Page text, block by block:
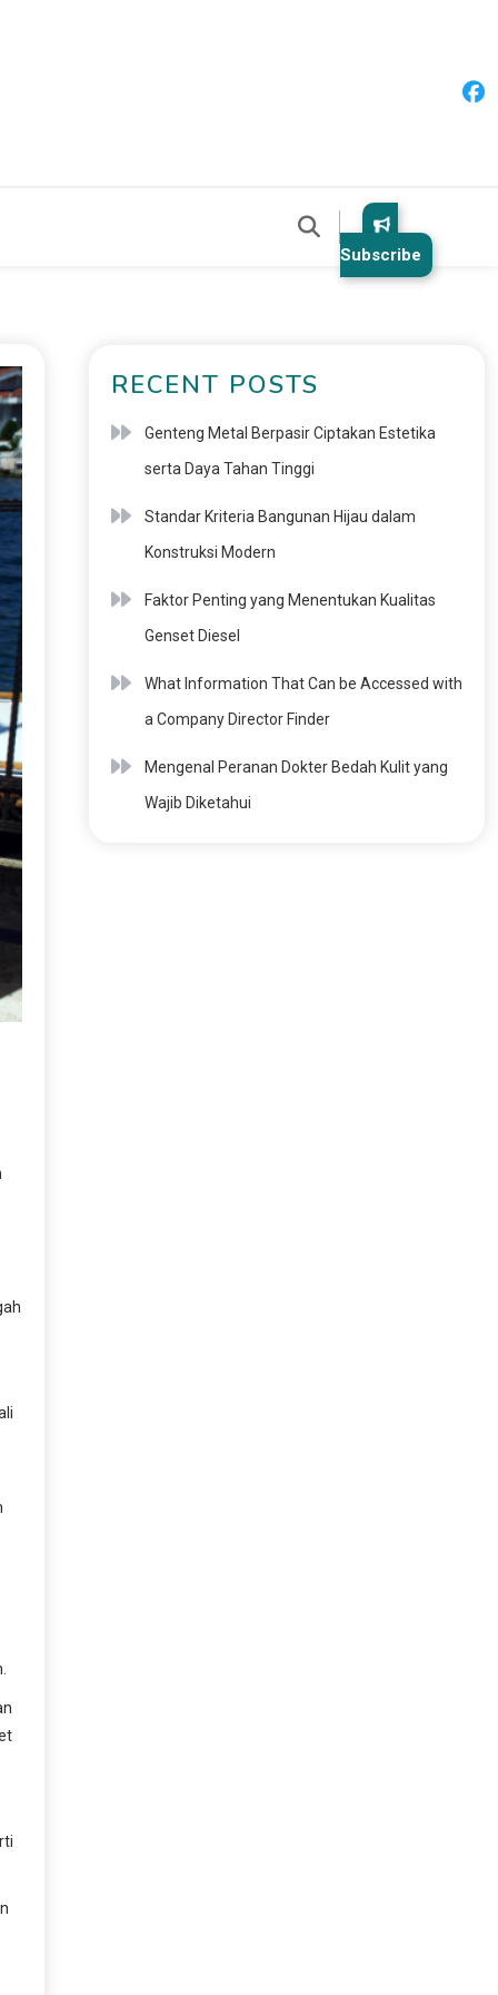
Subscribe
RECENT POSTS
Genteng Metal Berpasir Ciptakan Estetika
serta Daya Tahan Tinggi
Standar Kriteria Bangunan Hijau dalam
Konstruksi Modern
Faktor Penting yang Menentukan Kualitas
Genset Diesel
What Information That Can be Accessed with
a Company Director Finder
Mengenal Peranan Dokter Bedah Kulit yang
Wajib Diketahui